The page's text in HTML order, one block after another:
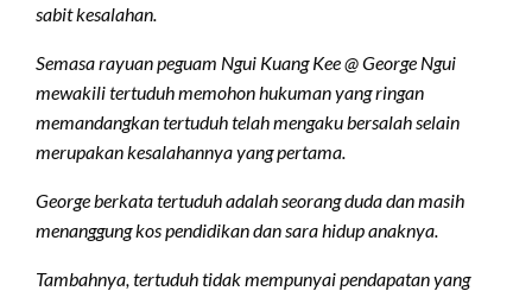
sabit kesalahan.
Semasa rayuan peguam Ngui Kuang Kee @ George Ngui
mewakili tertuduh memohon hukuman yang ringan
memandangkan tertuduh telah mengaku bersalah selain
merupakan kesalahannya yang pertama.
George berkata tertuduh adalah seorang duda dan masih
menanggung kos pendidikan dan sara hidup anaknya.
Tambahnya, tertuduh tidak mempunyai pendapatan yang